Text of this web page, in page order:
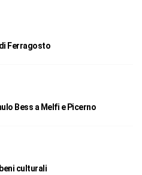
Ferragosto
Bess a Melfi e Picerno
culturali